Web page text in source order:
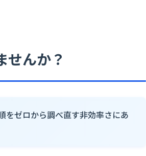
せんか？
をゼロから調べ直す非効率さにあ